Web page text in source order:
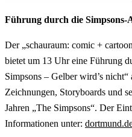
Führung durch die Simpsons-
Der „schauraum: comic +
bietet um 13 Uhr eine Führung
Simpsons – Gelber wird’s
Zeichnungen, Storyboards und
Jahren „The Simpsons“. Der
Informationen unter: